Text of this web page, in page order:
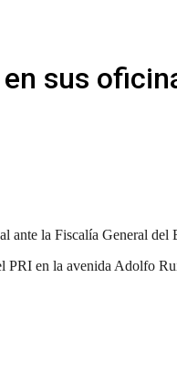
en sus
la Fiscalía General del
PRI en la avenida Adolfo